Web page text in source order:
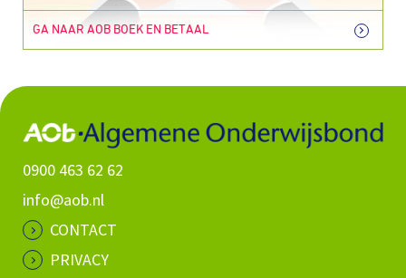
GA NAAR AOB BOEK EN BETAAL
0900 463 62 62
info@aob.nl
CONTACT
PRIVACY